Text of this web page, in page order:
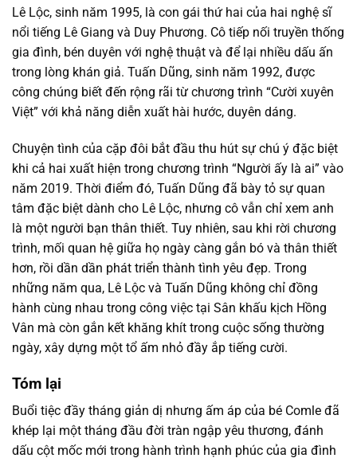
Lê Lộc, sinh năm 1995, là con gái thứ hai của hai nghệ sĩ
nổi tiếng Lê Giang và Duy Phương. Cô tiếp nối truyền thống
gia đình, bén duyên với nghệ thuật và để lại nhiều dấu ấn
trong lòng khán giả. Tuấn Dũng, sinh năm 1992, được
công chúng biết đến rộng rãi từ chương trình “Cười xuyên
Việt” với khả năng diễn xuất hài hước, duyên dáng.
Chuyện tình của cặp đôi bắt đầu thu hút sự chú ý đặc biệt
khi cả hai xuất hiện trong chương trình “Người ấy là ai” vào
năm 2019. Thời điểm đó, Tuấn Dũng đã bày tỏ sự quan
tâm đặc biệt dành cho Lê Lộc, nhưng cô vẫn chỉ xem anh
là một người bạn thân thiết. Tuy nhiên, sau khi rời chương
trình, mối quan hệ giữa họ ngày càng gắn bó và thân thiết
hơn, rồi dần dần phát triển thành tình yêu đẹp. Trong
những năm qua, Lê Lộc và Tuấn Dũng không chỉ đồng
hành cùng nhau trong công việc tại Sân khấu kịch Hồng
Vân mà còn gắn kết khăng khít trong cuộc sống thường
ngày, xây dựng một tổ ấm nhỏ đầy ắp tiếng cười.
Tóm lại
Buổi tiệc đầy tháng giản dị nhưng ấm áp của bé Comle đã
khép lại một tháng đầu đời tràn ngập yêu thương, đánh
dấu cột mốc mới trong hành trình hạnh phúc của gia đình